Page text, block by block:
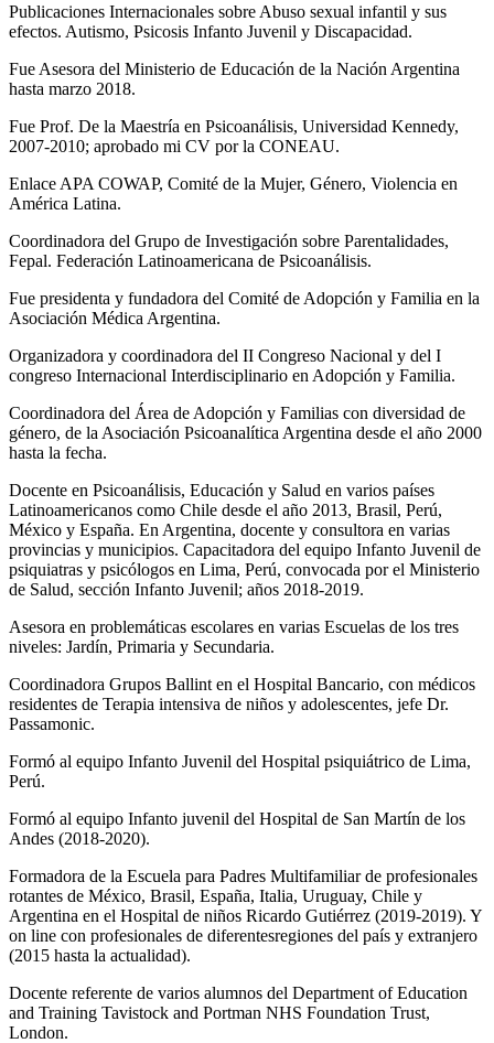
Publicaciones Internacionales sobre Abuso sexual infantil y sus
efectos. Autismo, Psicosis Infanto Juvenil y Discapacidad.
Fue Asesora del Ministerio de Educación de la Nación Argentina
hasta marzo 2018.
Fue Prof. De la Maestría en Psicoanálisis, Universidad Kennedy,
2007-2010; aprobado mi CV por la CONEAU.
Enlace APA COWAP, Comité de la Mujer, Género, Violencia en
América Latina.
Coordinadora del Grupo de Investigación sobre Parentalidades,
Fepal. Federación Latinoamericana de Psicoanálisis.
Fue presidenta y fundadora del Comité de Adopción y Familia en la
Asociación Médica Argentina.
Organizadora y coordinadora del II Congreso Nacional y del I
congreso Internacional Interdisciplinario en Adopción y Familia.
Coordinadora del Área de Adopción y Familias con diversidad de
género, de la Asociación Psicoanalítica Argentina desde el año 2000
hasta la fecha.
Docente en Psicoanálisis, Educación y Salud en varios países
Latinoamericanos como Chile desde el año 2013, Brasil, Perú,
México y España. En Argentina, docente y consultora en varias
provincias y municipios. Capacitadora del equipo Infanto Juvenil de
psiquiatras y psicólogos en Lima, Perú, convocada por el Ministerio
de Salud, sección Infanto Juvenil; años 2018-2019.
Asesora en problemáticas escolares en varias Escuelas de los tres
niveles: Jardín, Primaria y Secundaria.
Coordinadora Grupos Ballint en el Hospital Bancario, con médicos
residentes de Terapia intensiva de niños y adolescentes, jefe Dr.
Passamonic.
Formó al equipo Infanto Juvenil del Hospital psiquiátrico de Lima,
Perú.
Formó al equipo Infanto juvenil del Hospital de San Martín de los
Andes (2018-2020).
Formadora de la Escuela para Padres Multifamiliar de profesionales
rotantes de México, Brasil, España, Italia, Uruguay, Chile y
Argentina en el Hospital de niños Ricardo Gutiérrez (2019-2019). Y
on line con profesionales de diferentesregiones del país y extranjero
(2015 hasta la actualidad).
Docente referente de varios alumnos del Department of Education
and Training Tavistock and Portman NHS Foundation Trust,
London.